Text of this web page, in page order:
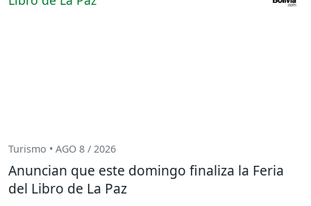
Turismo • AGO 8 / 2026
Anuncian que este domingo finaliza la Feria
del Libro de La Paz